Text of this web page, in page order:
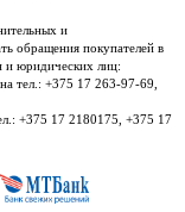
и
обращения покупателей в
и юридических лиц:
тел.: +375 17 263-97-69,
+375 17 2180175, +375 17